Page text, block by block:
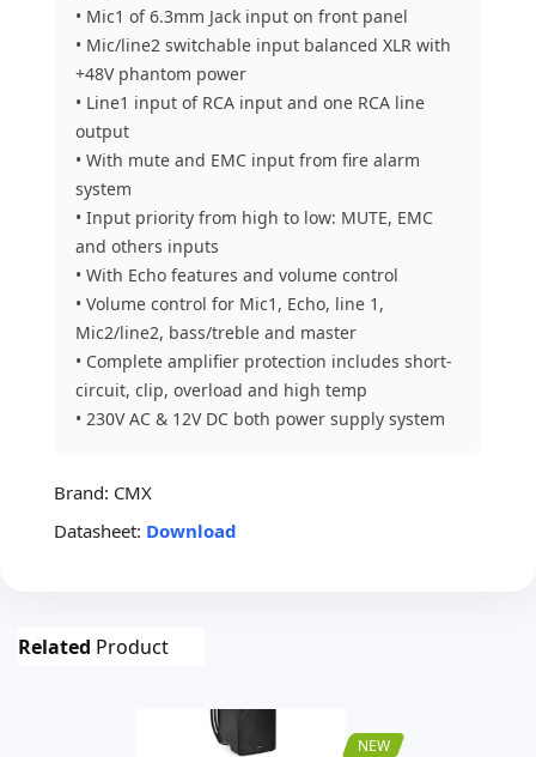
• Mic1 of 6.3mm Jack input on front panel
• Mic/line2 switchable input balanced XLR with
+48V phantom power
• Line1 input of RCA input and one RCA line
output
• With mute and EMC input from fire alarm
system
• Input priority from high to low: MUTE, EMC
and others inputs
• With Echo features and volume control
• Volume control for Mic1, Echo, line 1,
Mic2/line2, bass/treble and master
• Complete amplifier protection includes short-
circuit, clip, overload and high temp
• 230V AC & 12V DC both power supply system
Brand: CMX
Datasheet: Download
Related Product
NEW